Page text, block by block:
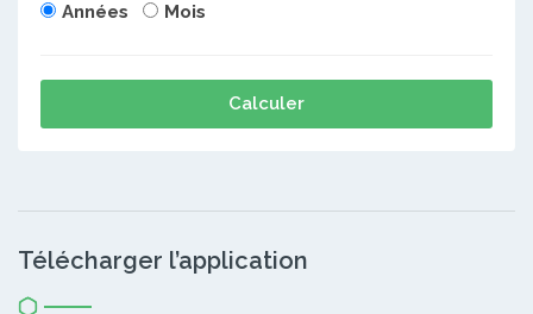
Années Mois
Calculer
Télécharger l’application